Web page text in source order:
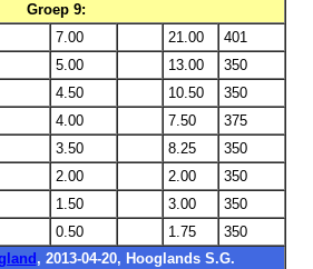
Groep 9:
7.00 21.00
401
5.00 13.00
350
4.50 10.50
350
4.00 7.50
375
3.50 8.25
350
2.00 2.00
350
1.50 3.00
350
0.50 1.75
350
, 2013-04-20, Hooglands S.G.